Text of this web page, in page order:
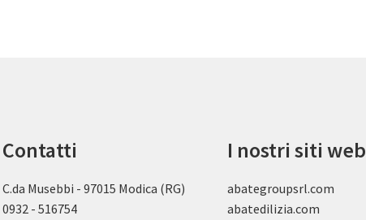
Contatti
C.da Musebbi - 97015 Modica (RG)
0932 - 516754
I nostri siti web
abategroupsrl.com
abatedilizia.com